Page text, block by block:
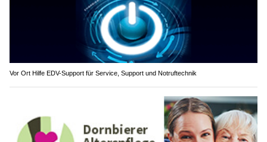
Vor Ort Hilfe EDV-Support für Service, Support und Notruftechnik